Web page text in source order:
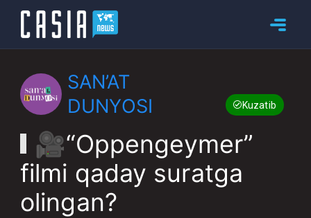
SAN’AT
DUNYOSI
Kuzatib boring
🎥“Oppengeymer”
filmi qaday suratga
olingan?